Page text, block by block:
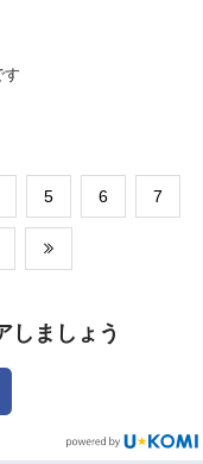
す
​5 ​6 ​7
しましょう